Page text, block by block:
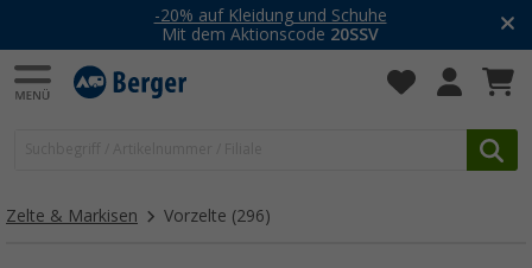
-20% auf Kleidung und Schuhe
Mit dem Aktionscode 20SSV
Zelte & Markisen Vorzelte (296)